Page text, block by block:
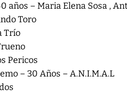
años – Maria Elena Sosa ,
Toro
Trío
Pericos
– 30 Años – A.N.I.M.A.L